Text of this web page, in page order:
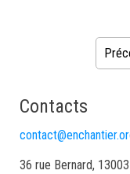
Contacts
36 rue Bernard,